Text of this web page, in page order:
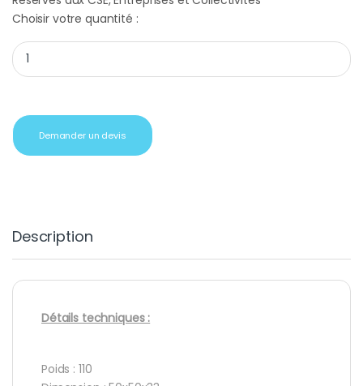
Choisir votre quantité :
Cadeaux d'affaires Porte clés Cacharel Aquarelle quantity
Demander un devis
Description
Détails techniques :
Poids : 110